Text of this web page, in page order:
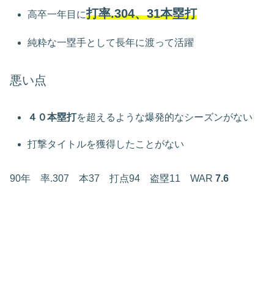
高卒一年目に打率.304、31本塁打
純粋な一塁手として長年に渡って活躍
悪い点
４０本塁打を超えるような爆発的なシーズンがない
打撃タイトルを獲得したことがない
90年 率.307 本37 打点94 盗塁11 WAR 7.6